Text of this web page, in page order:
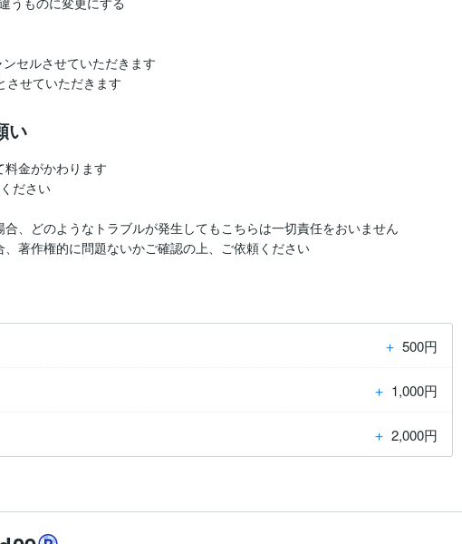
させていただきます
い
金がかわります
ださい
、どのようなトラブルが発生してもこちらは一切責任をおいません
、著作権的に問題ないかご確認の上、ご依頼ください
＋ 500円
＋ 1,000円
＋ 2,000円